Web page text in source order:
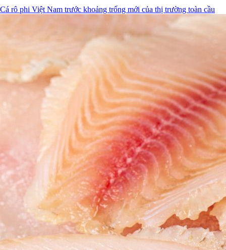
Cá rô phi Việt Nam trước khoảng trống mới của thị trường toàn cầu